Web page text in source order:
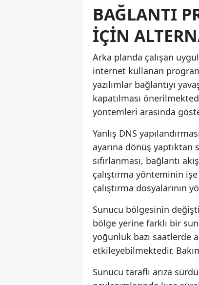
BAĞLANTI
İÇIN
Arka planda çalışan
internet kullanan
yazılımlar bağlantıyı
kapatılması
yöntemleri arasında
Yanlış DNS
ayarına dönüş yaptıktan
sıfırlanması, bağlantı
çalıştırma yönteminin
çalıştırma dosyalarının
Sunucu bölgesinin
bölge yerine farklı bir
yoğunluk bazı saatlerde
etkileyebilmektedir.
Sunucu taraflı arıza